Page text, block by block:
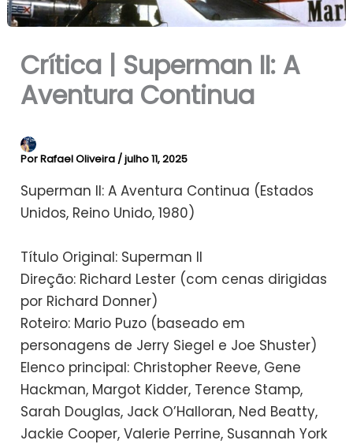
Crítica | Superman II: A
Aventura Continua
PorRafael Oliveira /julho 11, 2025
Superman II: A Aventura Continua (Estados
Unidos, Reino Unido, 1980)
Título Original: Superman II
Direção: Richard Lester (com cenas dirigidas
por Richard Donner)
Roteiro: Mario Puzo (baseado em
personagens de Jerry Siegel e Joe Shuster)
Elenco principal: Christopher Reeve, Gene
Hackman, Margot Kidder, Terence Stamp,
Sarah Douglas, Jack O’Halloran, Ned Beatty,
Jackie Cooper, Valerie Perrine, Susannah York